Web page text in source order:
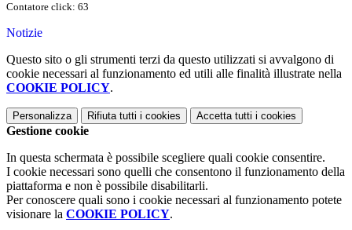
Contatore click: 63
Notizie
Questo sito o gli strumenti terzi da questo utilizzati si avvalgono di
cookie necessari al funzionamento ed utili alle finalità illustrate nella
COOKIE POLICY.
Personalizza Rifiuta tutti i cookies Accetta tutti i cookies
Gestione cookie
In questa schermata è possibile scegliere quali cookie consentire.
I cookie necessari sono quelli che consentono il funzionamento della
piattaforma e non è possibile disabilitarli.
Per conoscere quali sono i cookie necessari al funzionamento potete
visionare la COOKIE POLICY.